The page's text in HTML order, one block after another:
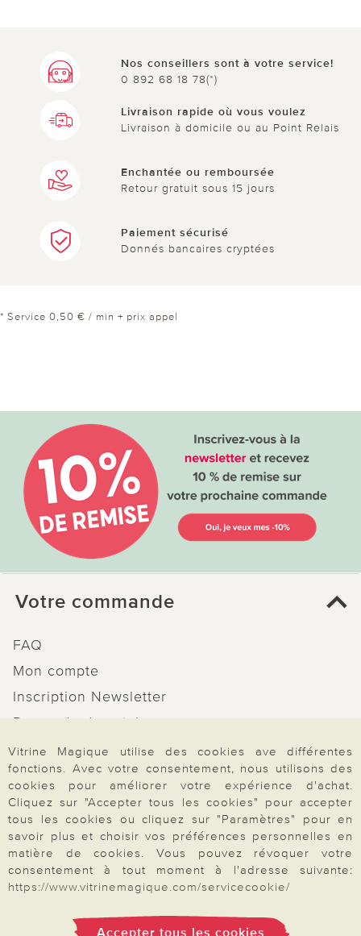
Nos conseillers sont à votre service!
0 892 68 18 78(*)
Livraison rapide où vous voulez
Livraison à domicile ou au Point Relais
Enchantée ou remboursée
Retour gratuit sous 15 jours
Paiement sécurisé
Donnés bancaires cryptées
* Service 0,50 € / min + prix appel
Votre commande
FAQ
Mon compte
Inscription Newsletter
Demande de catalogue
Données personnelles
Droit de rétractation
Rétractation
Paiement & Livraison
Vitrine Magique utilise des cookies ave différentes
fonctions. Avec votre consentement, nous utilisons des
cookies pour améliorer votre expérience d'achat.
Cliquez sur "Accepter tous les cookies" pour accepter
tous les cookies ou cliquez sur "Paramètres" pour en
savoir plus et choisir vos préférences personnelles en
matière de cookies. Vous pouvez révoquer votre
consentement à tout moment à l'adresse suivante:
https://www.vitrinemagique.com/servicecookie/
Accepter tous les cookies